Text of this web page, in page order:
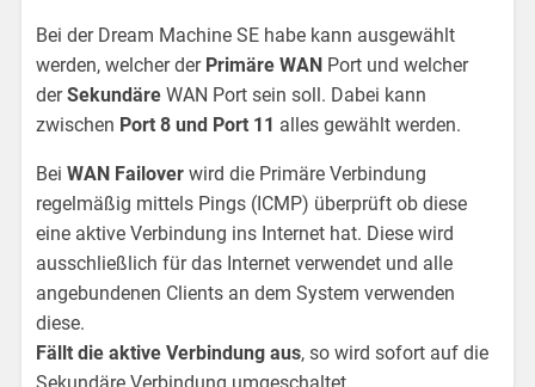
Bei der Dream Machine SE habe kann ausgewählt
werden, welcher der Primäre WAN Port und welcher
derSekundäreWAN Port sein soll. Dabei kann
zwischen Port 8 und Port 11 alles gewählt werden.
BeiWAN Failover wird die Primäre Verbindung
regelmäßig mittels Pings (ICMP) überprüft ob diese
eine aktive Verbindung ins Internet hat. Diese wird
ausschließlich für das Internet verwendet und alle
angebundenen Clients an dem System verwenden
diese.
Fällt die aktive Verbindung aus, so wird sofort auf die